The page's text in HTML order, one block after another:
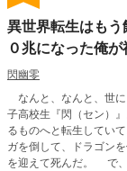
異世界転生はもう
０兆になった俺
閃幽零
なんと、なんと、世に
子高校生『閃（セン）
るものへと転生していて、 だから、冒険者になって、ゴブリンを倒して
ガを倒して、ドラゴン
を迎えて死んだ。 で、